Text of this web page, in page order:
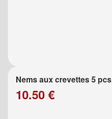
Nems aux crevettes 5 pcs
10.50 €